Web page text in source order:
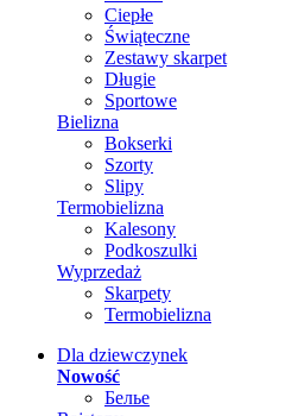
Ciepłe
Świąteczne
Zestawy skarpet
Długie
Sportowe
Bielizna
Bokserki
Szorty
Slipy
Termobielizna
Kalesony
Podkoszulki
Wyprzedaż
Skarpety
Termobielizna
Dla dziewczynek
Nowość
Белье